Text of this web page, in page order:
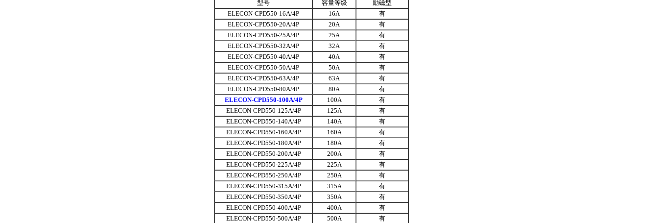
型号 容量等级
励磁型
ELECON-CPD550-16A/4P
16A
有
ELECON-CPD550-20A/4P
20A
有
ELECON-CPD550-25A/4P
25A
有
ELECON-CPD550-32A/4P
32A
有
ELECON-CPD550-40A/4P
40A
有
ELECON-CPD550-50A/4P
50A
有
ELECON-CPD550-63A/4P
63A
有
ELECON-CPD550-80A/4P
80A
有
ELECON-CPD550-100A/4P
100A
有
ELECON-CPD550-125A/4P
125A
有
ELECON-CPD550-140A/4P
140A
有
ELECON-CPD550-160A/4P
160A
有
ELECON-CPD550-180A/4P
180A
有
ELECON-CPD550-200A/4P
200A
有
ELECON-CPD550-225A/4P
225A
有
ELECON-CPD550-250A/4P
250A
有
ELECON-CPD550-315A/4P
315A
有
ELECON-CPD550-350A/4P
350A
有
ELECON-CPD550-400A/4P
400A
有
ELECON-CPD550-500A/4P
500A
有